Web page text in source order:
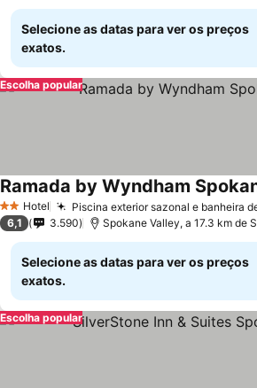
Selecione as datas para ver os preços
exatos.
Escolha popular
2 Estrelas
Hotel Piscina exterior sazonal e banheira
Ramada by Wyndham
6,1 3.590 Spokane Valley, a 17.3 km de
Selecione as datas para ver os preços
exatos.
Escolha popular